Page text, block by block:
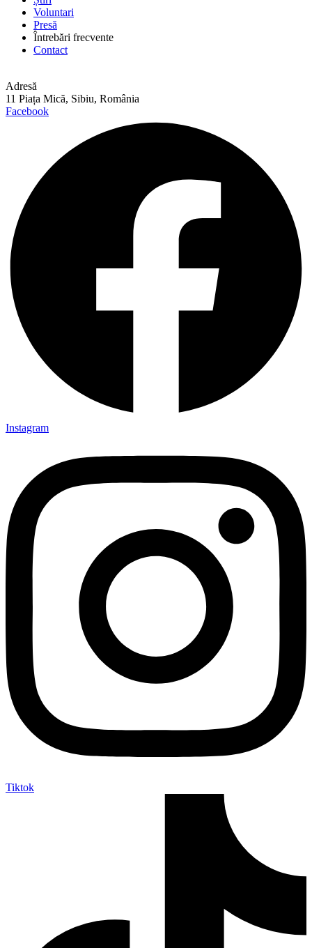
Voluntari
Presă
Întrebări frecvente
Contact
Adresă
11 Piața Mică, Sibiu, România
Facebook
Instagram
Tiktok